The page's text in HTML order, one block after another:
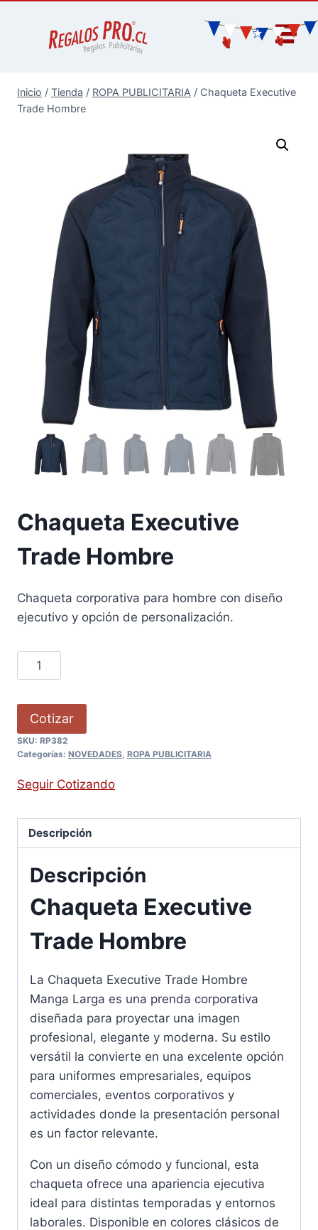
Inicio / Tienda / ROPA PUBLICITARIA / Chaqueta Executive
Trade Hombre
Chaqueta Executive
Trade Hombre
Chaqueta corporativa para hombre con diseño
ejecutivo y opción de personalización.
Cotizar
SKU: RP382
Categorías: NOVEDADES, ROPA PUBLICITARIA
Seguir Cotizando
Descripción
Descripción
Chaqueta Executive
Trade Hombre
La Chaqueta Executive Trade Hombre
Manga Larga es una prenda corporativa
diseñada para proyectar una imagen
profesional, elegante y moderna. Su estilo
versátil la convierte en una excelente opción
para uniformes empresariales, equipos
comerciales, eventos corporativos y
actividades donde la presentación personal
es un factor relevante.
Con un diseño cómodo y funcional, esta
chaqueta ofrece una apariencia ejecutiva
ideal para distintas temporadas y entornos
laborales. Disponible en colores clásicos de